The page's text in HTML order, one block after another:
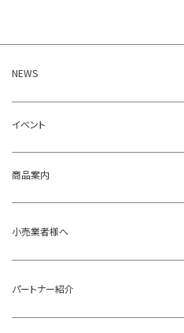
NEWS
イベント
商品案内
小売業者様へ
パートナー紹介